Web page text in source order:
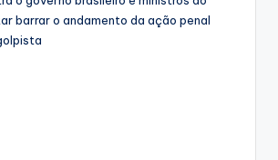
barrar o andamento da ação penal